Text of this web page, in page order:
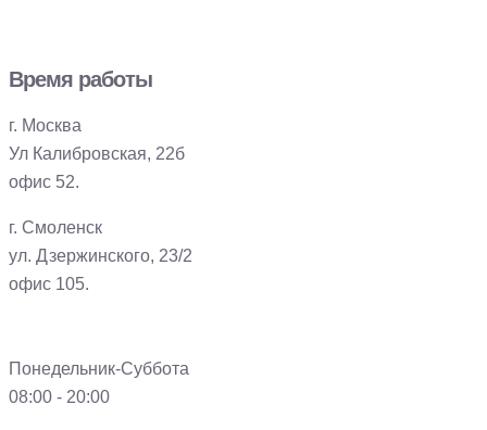
Время работы
г. Москва
Ул Калибровская, 22б
офис 52.
г. Смоленск
ул. Дзержинского, 23/2
офис 105.
Понедельник-Суббота
08:00 - 20:00